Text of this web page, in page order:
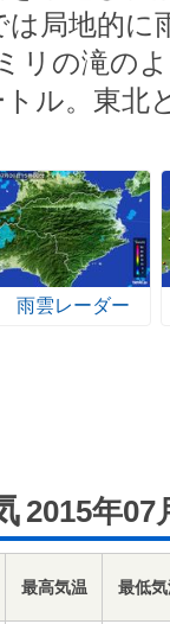
局地的に
リの滝の
ル。東北
雨雲レーダー
2015年07
最高気温 最低